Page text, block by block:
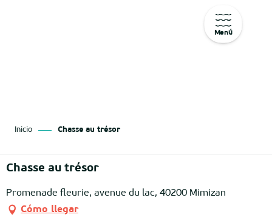
Menú
Inicio Chasse au trésor
Chasse au trésor
Promenade fleurie, avenue du lac, 40200 Mimizan
Cómo llegar